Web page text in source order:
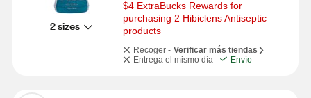
2 sizes
$4 ExtraBucks Rewards for
purchasing 2 Hibiclens Antiseptic
products
Recoger - Verificar más tiendas
Entrega el mismo día
Envío